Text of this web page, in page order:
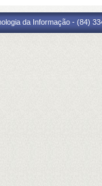
da Informação - (84)